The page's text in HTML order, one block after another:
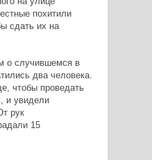
похитили
сдать их на
о случившемся в
два человека.
чтобы проведать
и увидели
рук
15